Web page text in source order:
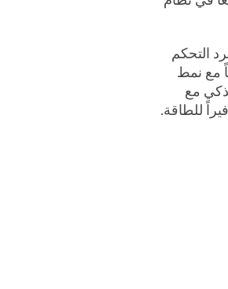
التحكم
مع نمط
مع
للطاقة.